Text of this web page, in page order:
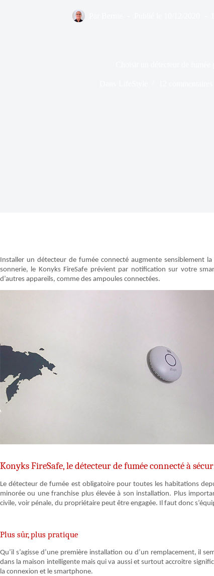
Installer un détecteur de fumée connecté augmente sensiblement
sonnerie, le Konyks FireSafe prévient par notification sur votre
d’autres appareils, comme des ampoules connectées.
Konyks FireSafe, le détecteur de fumée connecté à
Le détecteur de fumée est obligatoire pour toutes les habitations
minorée ou une franchise plus élevée à son installation. Plus
civile, voir pénale, du propriétaire peut être engagée. Il faut donc
Plus sûr, plus pratique
Qu’il s’agisse d’une première installation ou d’un remplacement, il
dans la maison intelligente mais qui va aussi et surtout accroitre
la connexion et le smartphone.